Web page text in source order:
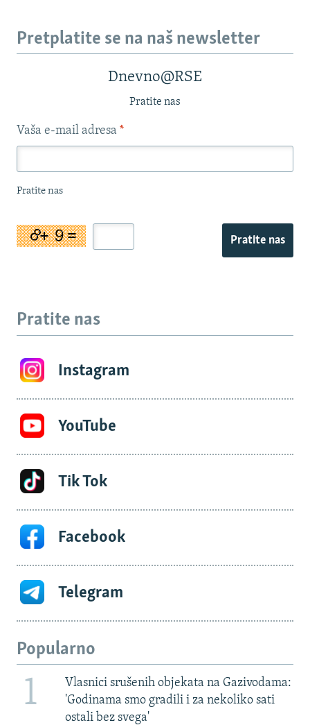
Pretplatite se na naš newsletter
Dnevno@RSE
Pratite nas
Vaša e-mail adresa *
Pratite nas
Pratite nas
Pratite nas
Instagram
YouTube
Tik Tok
Facebook
Telegram
Popularno
1
Vlasnici srušenih objekata na Gazivodama:
'Godinama smo gradili i za nekoliko sati
ostali bez svega'